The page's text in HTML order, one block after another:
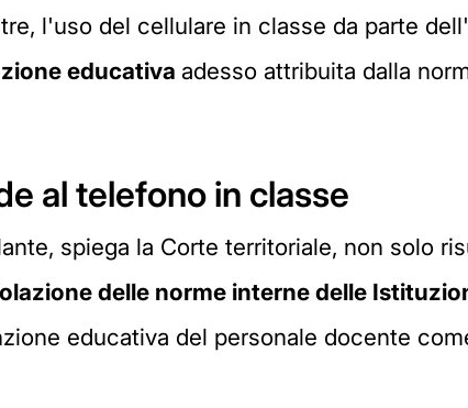
l'uso del cellulare in classe da parte
educativa adesso attribuita dalla
al telefono in classe
spiega la Corte territoriale, non solo
delle norme interne delle
educativa del personale docente